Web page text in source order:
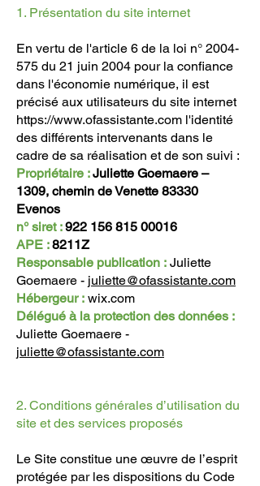
1. Présentation du site internet
En vertu de l'article 6 de la loi n° 2004-
575 du 21 juin 2004 pour la confiance
dans l'économie numérique, il est
précisé aux utilisateurs du site internet
https://www.ofassistante.com l'identité
des différents intervenants dans le
cadre de sa réalisation et de son suivi :
Propriétaire :Juliette Goemaere –
1309, chemin de Venette 83330
Evenos
n° siret : 922 156 815 00016
APE :8211Z
Responsable publication : Juliette
Goemaere - juliette@ofassistante.com
Hébergeur : wix.com
Délégué à la protection des données :
Juliette Goemaere -
juliette@ofassistante.com
2. Conditions générales d’utilisation du
site et des services proposés
Le Site constitue une œuvre de l’esprit
protégée par les dispositions du Code